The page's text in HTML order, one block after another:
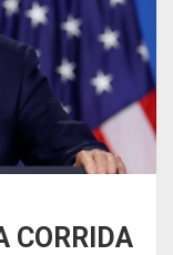
CORRIDA